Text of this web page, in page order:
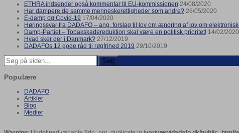
ETHRA indsender også kommentar til EU-kommissionen 24/08/2020
Har dampere de samme menneskerettigheder som andre? 26/05/2020
E-damp og Covid-19 17/04/2020
Høringssvar fra DADAFO – ang. forslag til lov om ændring af lov om
Damp-Partiet – Tobakskadereduktion skal være en politisk prioritet! 14/02/2020
Hvad sker der i Danmark? 27/12/2019
DADAFOs 12 gode råd til røgfrihed 2019 29/10/2019
Søg
Populære
DADAFO
Artikler
Blog
Medier